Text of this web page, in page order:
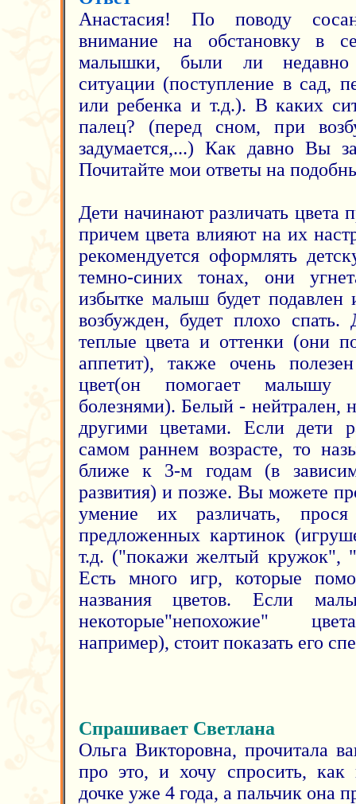
Анастасия! По поводу
внимание на обстановку в
малышки, были ли недавно
ситуации (поступление в сад,
или ребенка и т.д.). В каких
палец? (перед сном, при
задумается,...) Как давно Вы
Почитайте мои ответы на
Дети начинают различать цвета
причем цвета влияют на их
рекомендуется оформлять
темно-синих тонах, они
избытке малыш будет подавлен
возбужден, будет плохо
теплые цвета и оттенки (они
аппетит), также очень
цвет(он помогает малышу
болезнями). Белый - нейтрален,
другими цветами. Если дети
самом раннем возрасте, то
ближе к 3-м годам (в
развития) и позже. Вы можете
умение их различать,
предложенных картинок
т.д. ("покажи желтый кружок",
Есть много игр, которые
названия цветов. Если
некоторые"непохожие"
например), стоит показать его
Спрашивает Светлана
Ольга Викторовна, прочитала
про это, и хочу спросить, как
дочке уже 4 года, а пальчик она